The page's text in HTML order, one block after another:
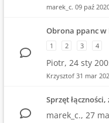
marek_c. 09 paź
Obrona ppanc w
1
2 3 4
Piotr, 24 sty
Krzysztof 31 mar
Sprzęt łączności,
marek_c., 27